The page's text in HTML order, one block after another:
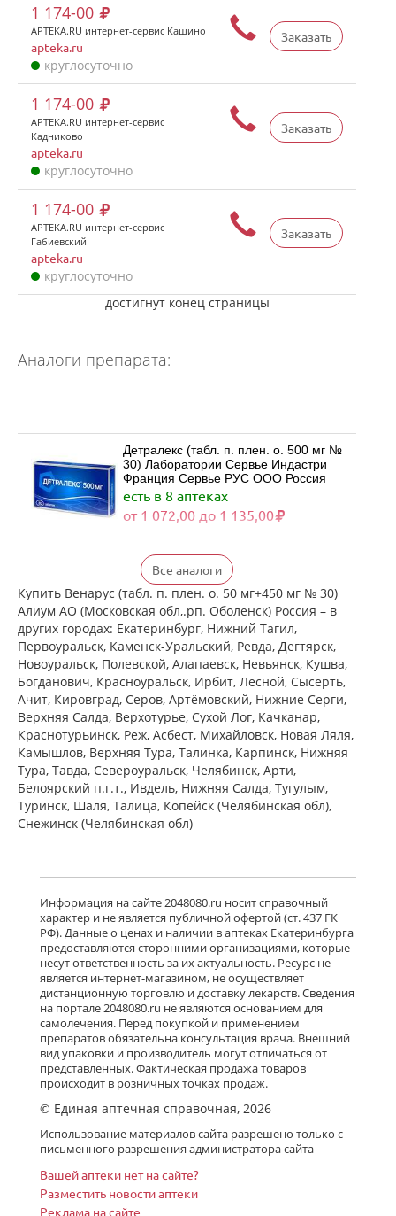
Заказать
1 174-00
APTEKA.RU интернет-сервис Кашино
apteka.ru
круглосуточно
Заказать
1 174-00
APTEKA.RU интернет-сервис
Кадниково
apteka.ru
круглосуточно
Заказать
1 174-00
APTEKA.RU интернет-сервис
Габиевский
apteka.ru
круглосуточно
достигнут конец страницы
Аналоги препарата:
Детралекс (табл. п. плен. о. 500 мг №
30) Лаборатории Сервье Индастри
Франция Сервье РУС ООО Россия
есть в 8 аптеках
от 1 072,00 до 1 135,00
Детралекс (табл. п. плен. о. 500 мг №
60) Лаборатории Сервье Индастри
Франция Сервье РУС ООО Россия
есть в 8 аптеках
от 2 081,00 до 2 339,00
Венарус (табл. п. плен. о. 50 мг+450
мг № 30) Алиум АО (Московская
обл,.рп. Оболенск) Россия
есть в 6 аптеках
от 1 174,00 до 1 174,00
Венарус (табл. п. плен. о. 50 мг+450
мг № 60) Алиум АО (Московская
обл,.рп. Оболенск) Россия
есть в 6 аптеках
Детралекс (табл. п. плен. о. 1000 мг
№ 60) Лаборатории Сервье
Индастри Франция Сервье РУС ООО
Россия
есть в 9 аптеках
от 2 843,10 до 3 222,00
Флебавен (табл. п. плен. о. 500 мг №
32) КРКА-Рус ООО Россия
есть в 6 аптеках
от 910,00 до 910,00
64) КРКА-Рус ООО Россия
Нет в аптеках города
Все аналоги
Купить Венарус (табл. п. плен. о. 50 мг+450 мг № 30)
Алиум АО (Московская обл,.рп. Оболенск) Россия – в
других городах: Екатеринбург, Нижний Тагил,
Первоуральск, Каменск-Уральский, Ревда, Дегтярск,
Новоуральск, Полевской, Алапаевск, Невьянск, Кушва,
Богданович, Красноуральск, Ирбит, Лесной, Сысерть,
Ачит, Кировград, Серов, Артёмовский, Нижние Cерги,
Верхняя Салда, Верхотурье, Сухой Лог, Качканар,
Краснотурьинск, Реж, Асбест, Михайловск, Новая Ляля,
Камышлов, Верхняя Тура, Талинка, Карпинск, Нижняя
Тура, Тавда, Североуральск, Челябинск, Арти,
Белоярский п.г.т., Ивдель, Нижняя Салда, Тугулым,
Туринск, Шаля, Талица, Копейск (Челябинская обл),
Снежинск (Челябинская обл)
Информация на сайте 2048080.ru носит справочный
характер и не является публичной офертой (ст. 437 ГК
РФ). Данные о ценах и наличии в аптеках Екатеринбурга
предоставляются сторонними организациями, которые
несут ответственность за их актуальность. Ресурс не
является интернет-магазином, не осуществляет
дистанционную торговлю и доставку лекарств. Сведения
на портале 2048080.ru не являются основанием для
самолечения. Перед покупкой и применением
препаратов обязательна консультация врача. Внешний
вид упаковки и производитель могут отличаться от
представленных. Фактическая продажа товаров
происходит в розничных точках продаж.
© Единая аптечная справочная, 2026
Использование материалов сайта разрешено только с
письменного разрешения администратора сайта
Вашей аптеки нет на сайте?
Разместить новости аптеки
Реклама на сайте